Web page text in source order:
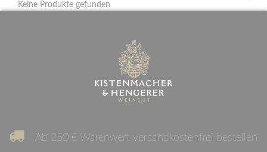
Keine Produkte gefunden
Ab 250 € Warenwert versandkostenfrei bestellen